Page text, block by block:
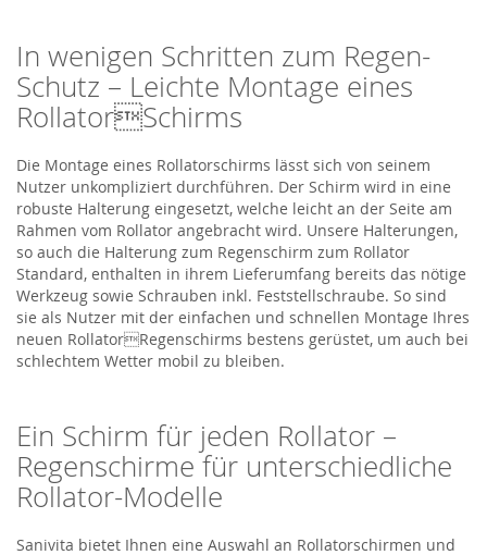
In wenigen Schritten zum Regen-
Schutz – Leichte Montage eines
RollatorSchirms
Die Montage eines Rollatorschirms lässt sich von seinem
Nutzer unkompliziert durchführen. Der Schirm wird in eine
robuste Halterung eingesetzt, welche leicht an der Seite am
Rahmen vom Rollator angebracht wird. Unsere Halterungen,
so auch die Halterung zum Regenschirm zum Rollator
Standard, enthalten in ihrem Lieferumfang bereits das nötige
Werkzeug sowie Schrauben inkl. Feststellschraube. So sind
sie als Nutzer mit der einfachen und schnellen Montage Ihres
neuen RollatorRegenschirms bestens gerüstet, um auch bei
schlechtem Wetter mobil zu bleiben.
Ein Schirm für jeden Rollator –
Regenschirme für unterschiedliche
Rollator-Modelle
Sanivita bietet Ihnen eine Auswahl an Rollatorschirmen und